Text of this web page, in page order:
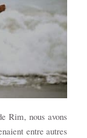
Rim, nous avons
entre autres